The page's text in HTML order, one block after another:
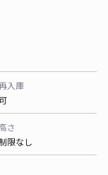
入庫
高さ
限なし